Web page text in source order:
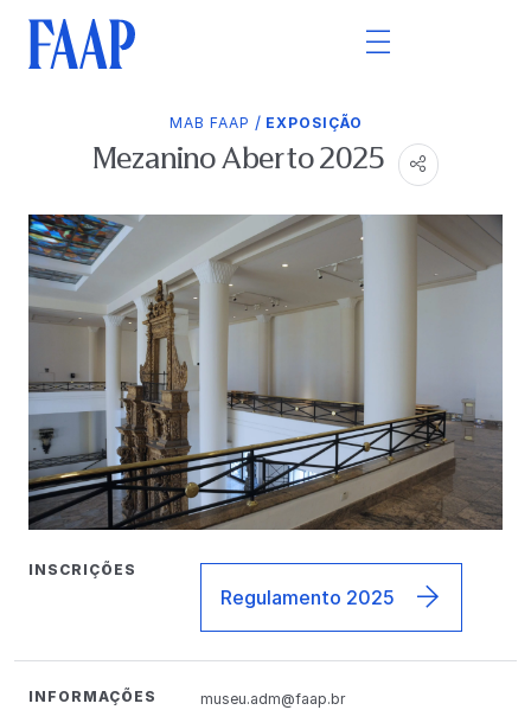
MAB FAAP / EXPOSIÇÃO
Mezanino Aberto 2025
INSCRIÇÕES
Regulamento 2025
INFORMAÇÕES museu.adm@faap.br